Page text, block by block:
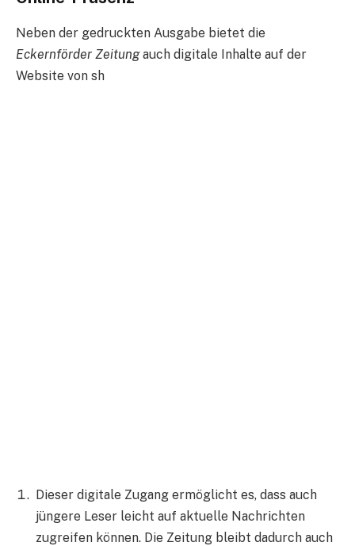
Neben der gedruckten Ausgabe bietet die
Eckernförder Zeitungauch digitale Inhalte auf der
Website von sh
Dieser digitale Zugang ermöglicht es, dass auch
jüngere Leser leicht auf aktuelle Nachrichten
zugreifen können. Die Zeitung bleibt dadurch auch